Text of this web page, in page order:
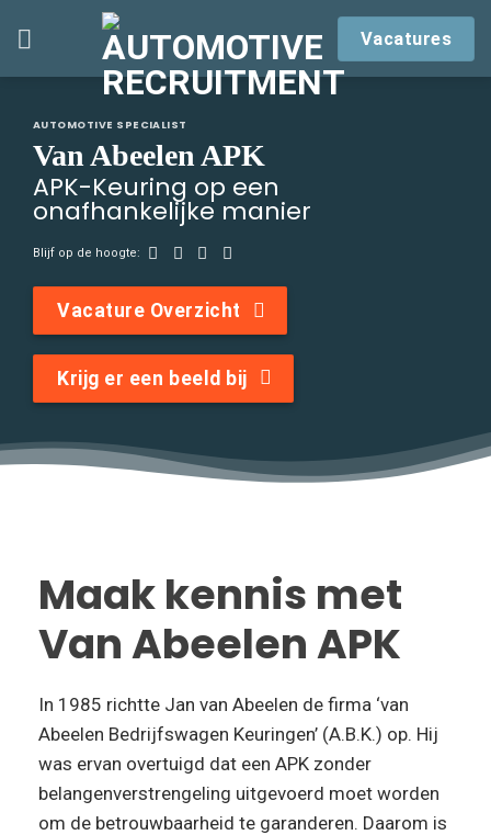
Vacatures
AUTOMOTIVE SPECIALIST
Van Abeelen APK
APK-Keuring op een
onafhankelijke manier
Blijf op de hoogte:
Vacature Overzicht
Krijg er een beeld bij
Maak kennis met
Van Abeelen APK
In 1985 richtte Jan van Abeelen de firma ‘van
Abeelen Bedrijfswagen Keuringen’ (A.B.K.) op. Hij
was ervan overtuigd dat een APK zonder
belangenverstrengeling uitgevoerd moet worden
om de betrouwbaarheid te garanderen. Daarom is